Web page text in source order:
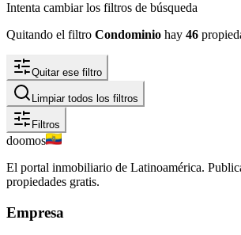
Intenta cambiar los filtros de búsqueda
Quitando el filtro Condominio hay 46
Quitar ese filtro
Limpiar todos los filtros
Filtros
doomos
El portal inmobiliario de Latinoamérica.
propiedades gratis.
Empresa